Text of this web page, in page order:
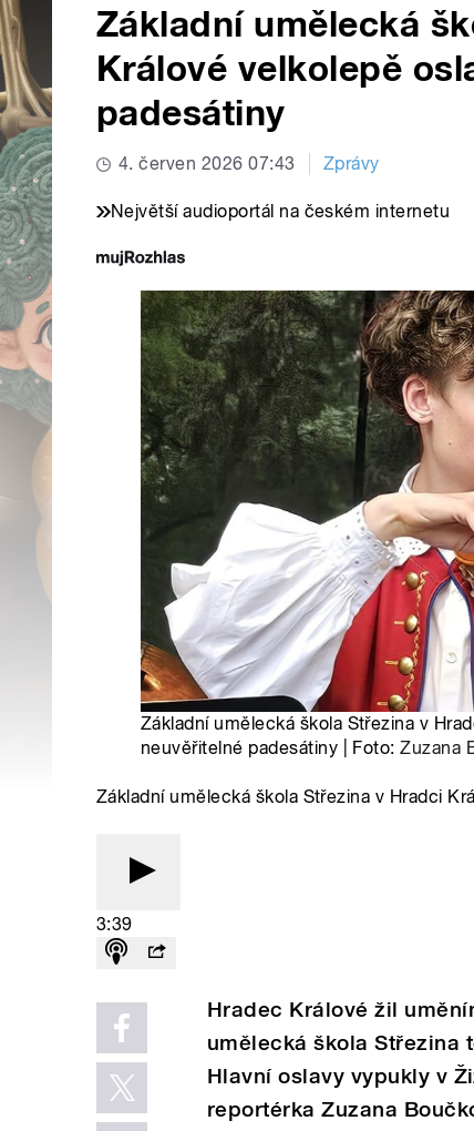
Základní umělecká
Králové velkolepě
padesátiny
4. červen 2026 07:43 Zprávy
Největší audioportál na českém internetu
Základní umělecká škola Střezina v
neuvěřitelné padesátiny | Foto:Zuzana
Základní umělecká škola Střezina v Hradci
3:39
Hradec Králové žil
umělecká škola Střezina
Hlavní oslavy vypukly v
reportérka Zuzana